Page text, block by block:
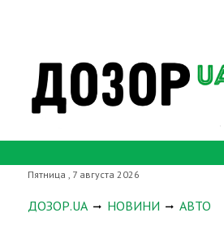
Пятница , 7 августа 2026
ДОЗОР.UA НОВИНИ АВТО